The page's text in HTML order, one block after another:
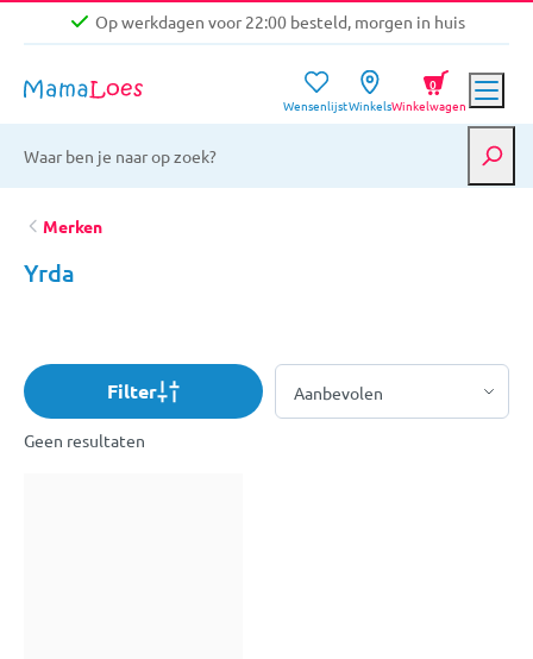
Op werkdagen voor 22:00 besteld, morgen in huis
Gratis verzending vanaf €39,-
Op werkdagen voor 22:00 besteld, morgen in huis
WensenlijstWinkelsWinkelwagen
0
Merken
Yrda
Filter
Geen resultaten